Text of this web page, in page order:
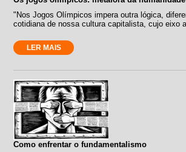
"Nos Jogos Olímpicos impera outra lógica,
cotidiana de nossa cultura capitalista, cujo eixo
LER MAIS
Como enfrentar o fundamentalismo